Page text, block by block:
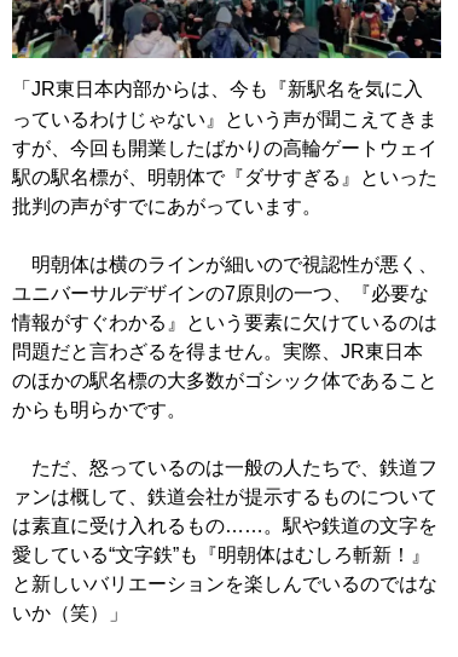
「JR東日本内部からは、今も『新駅名を気に入
っているわけじゃない』という声が聞こえてきま
すが、今回も開業したばかりの高輪ゲートウェイ
駅の駅名標が、明朝体で『ダサすぎる』といった
批判の声がすでにあがっています。
明朝体は横のラインが細いので視認性が悪く、
ユニバーサルデザインの7原則の一つ、『必要な
情報がすぐわかる』という要素に欠けているのは
問題だと言わざるを得ません。実際、JR東日本
のほかの駅名標の大多数がゴシック体であること
からも明らかです。
ただ、怒っているのは一般の人たちで、鉄道フ
ァンは概して、鉄道会社が提示するものについて
は素直に受け入れるもの……。駅や鉄道の文字を
愛している“文字鉄”も『明朝体はむしろ斬新！』
と新しいバリエーションを楽しんでいるのではな
いか（笑）」